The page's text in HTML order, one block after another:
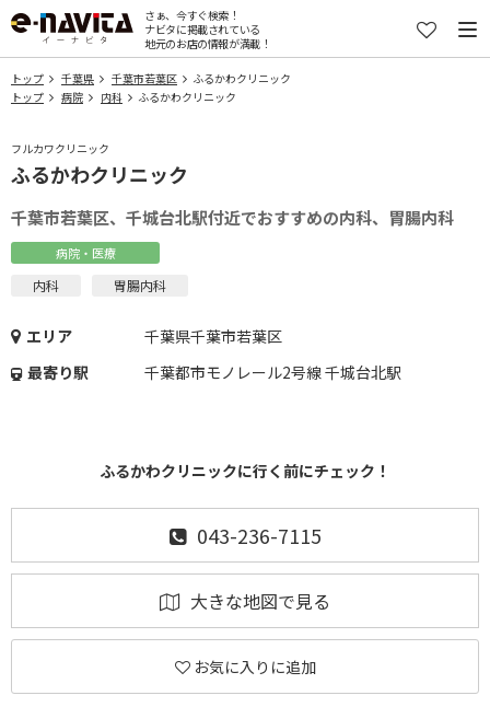
さぁ、今すぐ検索！
ナビタに掲載されている
地元のお店の情報が満載！
トップ 千葉県 千葉市若葉区
ふるかわクリニック
トップ
病院 内科 ふるかわクリニック
フルカワクリニック
ふるかわクリニック
千葉市若葉区、千城台北駅付近でおすすめの内科、胃腸内科
病院・医療
内科 胃腸内科
エリア
千葉県千葉市若葉区
最寄り駅
千葉都市モノレール2号線 千城台北駅
ふるかわクリニックに行く前にチェック！
043-236-7115
大きな地図で見る
お気に入りに追加